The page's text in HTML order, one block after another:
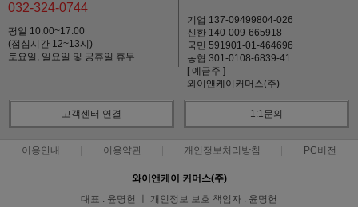
032-324-0744
평일 10:00~17:00
(점심시간 12~13시)
토요일, 일요일 및 공휴일 휴무
기업 137-09499804-026
신한 140-009-665918
국민 591901-01-464696
농협 301-0108-6839-41
[ 예금주 ]
와이앤케이커머스(주)
고객센터 연결 1:1문의
이용안내 이용약관 개인정보처리방침 PC버전
와이앤케이 커머스(주)
대표 : 윤명헌 ㅣ 개인정보 보호 책임자 : 윤명헌